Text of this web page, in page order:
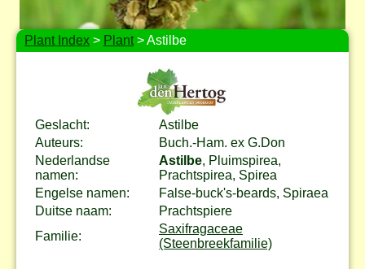
Plant Index > Plant> Astilbe
Geslacht:
Astilbe
Auteurs:
Buch.-Ham. ex G.Don
Nederlandse
namen:
Astilbe, Pluimspirea,
Prachtspirea, Spirea
Engelse namen:
False-buck's-beards, Spiraea
Duitse naam:
Prachtspiere
Familie:
Saxifragaceae
(Steenbreekfamilie)